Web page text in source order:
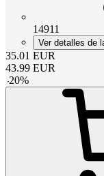
14911
Ver detalles de
35.01 EUR
43.99 EUR
-20%